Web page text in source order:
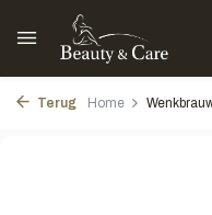
Terug Home